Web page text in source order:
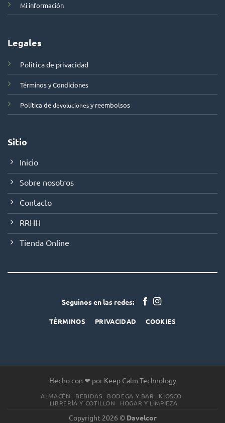
Mi información
Legales
Política de privacidad
Términos y Condiciones
Política dedevolucionesy reembolsos
Sitio
Inicio
Sobre nosotros
Contacto
RRHH
Tienda Online
Seguinos en las redes:
TÉRMINOS PRIVACIDAD COOKIES
Hecho con ❤ por Keep Calm Technology
ALMACÉN BEBIDAS BODEGA Y BAR
KIOSCO
LIBRERÍA Y COTILLON
HOGAR Y LIMPIEZA
Copyright 2026 © Davelcor